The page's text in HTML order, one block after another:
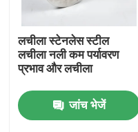
कारखाने का दौरा
गुणवत्ता नियंत्रण
समाचार
लचीला स्टेनलेस स्टील
लचीला नली कम पर्यावरण
प्रभाव और लचीला
जांच भेजें